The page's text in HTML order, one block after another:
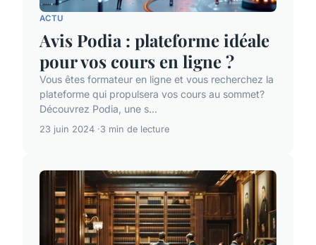
ACTU
Avis Podia : plateforme idéale
pour vos cours en ligne ?
Vous êtes formateur en ligne et vous recherchez la
plateforme qui propulsera vos cours au sommet?
Découvrez Podia, une s...
23 juin 2024 3 min de lecture